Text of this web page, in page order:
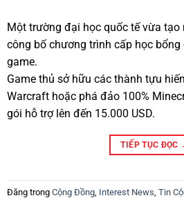
Một trường đại học quốc tế vừa tạo
công bố chương trình cấp học
game.
Game thủ sở hữu các thành tựu
Warcraft hoặc phá đảo 100%
gói hỗ trợ lên đến 15.000 USD.
TIẾP TỤC ĐỌC
Đăng trong Cộng Đồng Interest News Tin